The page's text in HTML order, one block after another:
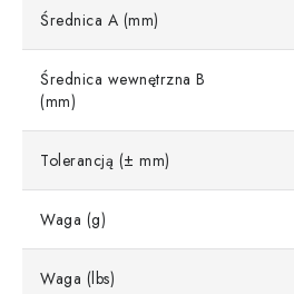
Średnica A (mm)
Średnica wewnętrzna B
(mm)
Tolerancją (± mm)
Waga (g)
Waga (lbs)